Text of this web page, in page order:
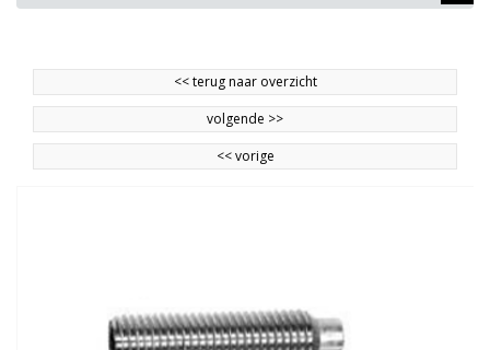
<<terug naar overzicht
volgende >>
<<vorige